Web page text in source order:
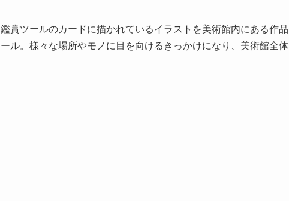
賞ツールのカードに描かれているイラストを美術館内にある作品
ル。様々な場所やモノに目を向けるきっかけになり、美術館全体